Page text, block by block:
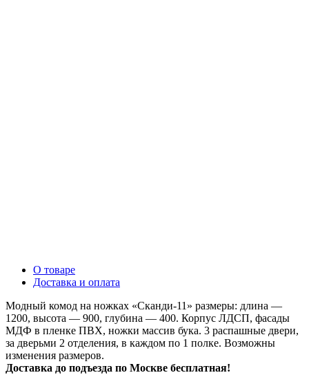
О товаре
Доставка и оплата
Модный комод на ножках «Сканди-11» размеры: длина —
1200, высота — 900, глубина — 400. Корпус ЛДСП, фасады
МДФ в пленке ПВХ, ножки массив бука. 3 распашные двери,
за дверьми 2 отделения, в каждом по 1 полке. Возможны
изменения размеров.
Доставка до подъезда по Москве бесплатная!